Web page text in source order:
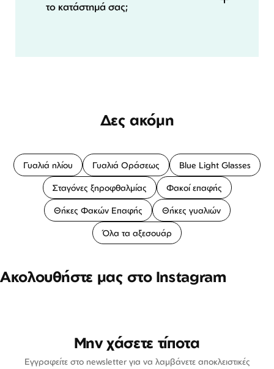
το κατάστημά σας;
Δες ακόμη
Γυαλιά ηλίου Γυαλιά Οράσεως Blue Light Glasses
Σταγόνες ξηροφθαλμίας Φακοί επαφής
Θήκες Φακών Επαφής Θήκες γυαλιών
Όλα τα αξεσουάρ
Ακολουθήστε μας στο Instagram
Μην χάσετε τίποτα
Εγγραφείτε στο newsletter για να λαμβάνετε αποκλειστικές